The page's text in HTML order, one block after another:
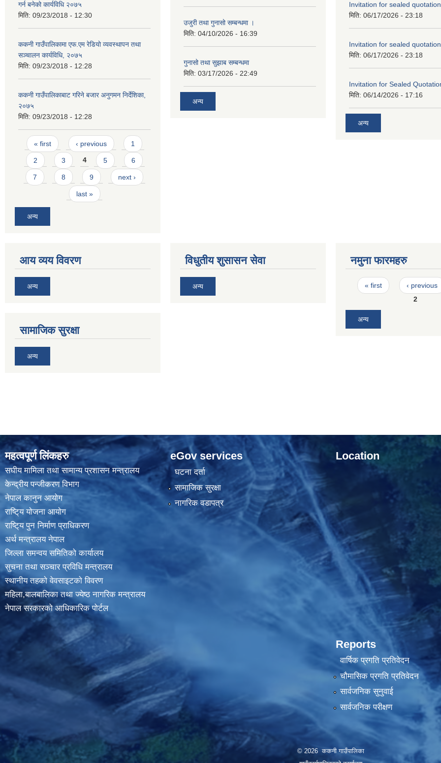
गर्न बनेको कार्यविधि २०७५
मिति: 09/23/2018 - 12:30
ककनी गाउँपालिकामा एफ.एम रेडियो व्यवस्थापन तथा
सञ्चालन कार्यविधि, २०७५
मिति: 09/23/2018 - 12:28
ककनी गाउँपालिकाबाट गरिने बजार अनुगमन निर्देशिका,
२०७५
मिति: 09/23/2018 - 12:28
Pages
« first ‹ previous 1
2 3 4 5 6
7 8 9 next ›
last »
अन्य
उजुरी तथा गुनासो सम्बन्धमा ।
मिति: 04/10/2026 - 16:39
गुनासो तथा सुझाब सम्बन्धमा
मिति: 03/17/2026 - 22:49
अन्य
Invitation for sealed quotation
मिति: 06/17/2026 - 23:18
Invitation for sealed quotation
मिति: 06/17/2026 - 23:18
Invitation for Sealed
मिति: 06/14/2026 - 17:16
अन्य
आय व्यय विवरण
अन्य
सामाजिक सुरक्षा
अन्य
विधुतीय शुसासन सेवा
अन्य
नमुना फारमहरु
Pages
« first ‹ previous
2
अन्य
महत्वपूर्ण लिंकहरु
स‌घीय मामिला तथा सामान्य प्रशासन मन्त्रालय
केन्द्रीय पन्जीकरण विभाग
नेपाल कानुन आयाेग
राष्टि्य याेजना आयाेग
राष्टि्य पुन निर्माण प्राधिकरण
अर्थ मन्त्रालय नेपाल
जिल्ला समन्वय समितिको कार्यालय
सुचना तथा सञ्चार प्रविधि मन्त्रालय
स्थानीय तहकाे वेवसाइटकाे विवरण
महिला,बालबालिका तथा ज्येष्ठ नागरिक मन्त्रालय
नेपाल सरकारको आधिकारिक पोर्टल
eGov services
घटना दर्ता
सामाजिक सुरक्षा
नागरिक वडापत्र
Location
Reports
वार्षिक प्रगति प्रतिवेदन
चौमासिक प्रगति प्रतिवेदन
सार्वजनिक सुनुवाई
सार्वजनिक परीक्षण
© 2026 ककनी गाउँपालिका